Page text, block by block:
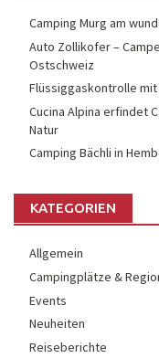
Camping Murg am
Auto Zollikofer –
Ostschweiz
Flüssiggaskontrolle
Cucina Alpina erfindet
Natur
Camping Bächli in
KATEGORIEN
Allgemein
Campingplätze &
Events
Neuheiten
Reiseberichte